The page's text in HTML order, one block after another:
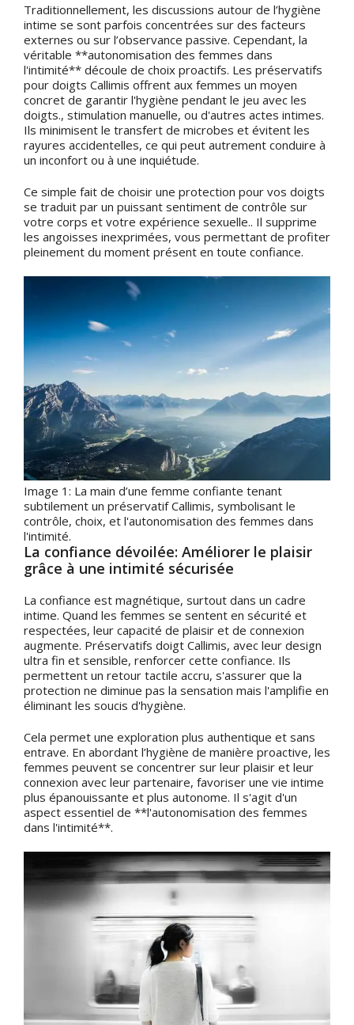
Traditionnellement, les discussions autour de l’hygiène
intime se sont parfois concentrées sur des facteurs
externes ou sur l’observance passive. Cependant, la
véritable **autonomisation des femmes dans
l'intimité** découle de choix proactifs. Les préservatifs
pour doigts Callimis offrent aux femmes un moyen
concret de garantir l'hygiène pendant le jeu avec les
doigts., stimulation manuelle, ou d'autres actes intimes.
Ils minimisent le transfert de microbes et évitent les
rayures accidentelles, ce qui peut autrement conduire à
un inconfort ou à une inquiétude.
Ce simple fait de choisir une protection pour vos doigts
se traduit par un puissant sentiment de contrôle sur
votre corps et votre expérience sexuelle.. Il supprime
les angoisses inexprimées, vous permettant de profiter
pleinement du moment présent en toute confiance.
Image 1: La main d’une femme confiante tenant
subtilement un préservatif Callimis, symbolisant le
contrôle, choix, et l'autonomisation des femmes dans
l'intimité.
La confiance dévoilée: Améliorer le plaisir
grâce à une intimité sécurisée
La confiance est magnétique, surtout dans un cadre
intime. Quand les femmes se sentent en sécurité et
respectées, leur capacité de plaisir et de connexion
augmente. Préservatifs doigt Callimis, avec leur design
ultra fin et sensible, renforcer cette confiance. Ils
permettent un retour tactile accru, s'assurer que la
protection ne diminue pas la sensation mais l'amplifie en
éliminant les soucis d'hygiène.
Cela permet une exploration plus authentique et sans
entrave. En abordant l’hygiène de manière proactive, les
femmes peuvent se concentrer sur leur plaisir et leur
connexion avec leur partenaire, favoriser une vie intime
plus épanouissante et plus autonome. Il s'agit d'un
aspect essentiel de **l'autonomisation des femmes
dans l'intimité**.